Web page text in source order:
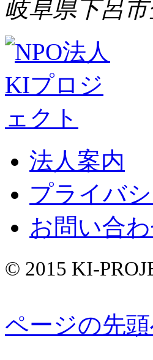
岐阜県下呂
法人案内
プライバ
お問い合
© 2015 KI-
ページの先